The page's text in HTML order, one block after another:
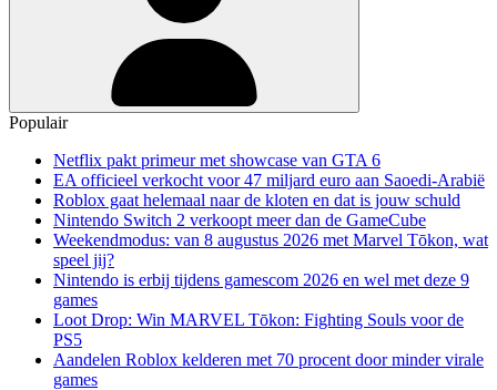
Populair
Netflix pakt primeur met showcase van GTA 6
EA officieel verkocht voor 47 miljard euro aan Saoedi-Arabië
Roblox gaat helemaal naar de kloten en dat is jouw schuld
Nintendo Switch 2 verkoopt meer dan de GameCube
Weekendmodus: van 8 augustus 2026 met Marvel Tōkon, wat
speel jij?
Nintendo is erbij tijdens gamescom 2026 en wel met deze 9
games
Loot Drop: Win MARVEL Tōkon: Fighting Souls voor de
PS5
Aandelen Roblox kelderen met 70 procent door minder virale
games